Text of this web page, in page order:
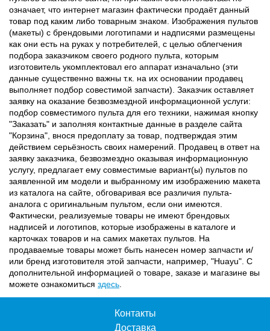
означает, что интернет магазин фактически продаёт данный
товар под каким либо товарным знаком. Изображения пультов
(макеты) с брендовыми логотипами и надписями размещены
как они есть на руках у потребителей, с целью облегчения
подбора заказчиком своего родного пульта, которым
изготовитель укомплектовал его аппарат изначально (эти
данные существенно важны т.к. на их основании продавец
выполняет подбор совестимой запчасти). Заказчик оставляет
заявку на оказание безвозмездной информационной услуги:
подбор совместимого пульта для его техники, нажимая кнопку
"Заказать" и заполняя контактные данные в разделе сайта
"Корзина", внося предоплату за товар, подтверждая этим
действием серьёзность своих намерений. Продавец в ответ на
заявку заказчика, безвозмездно оказывая информационную
услугу, предлагает ему совместимые вариант(ы) пультов по
заявленной им модели и выбранному им изображению макета
из каталога на сайте, обговаривая все различия пульта-
аналога с оригинальным пультом, если они имеются.
Фактически, реализуемые товары не имеют брендовых
надписей и логотипов, которые изображены в каталоге и
карточках товаров и на самих макетах пультов. На
продаваемые товары может быть нанесен номер запчасти и/
или бренд изготовителя этой запчасти, например, "Huayu". С
дополнительной информацией о товаре, заказе и магазине вы
можете ознакомиться здесь
Контакты
Доставка